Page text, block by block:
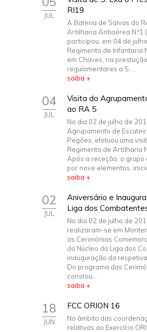
JUL
RI19
A Bateria de Salvas do
Artilharia Antiaérea N.º1
participou, em 04 de
Regimento de Infantaria
em Chaves, na
regulamentares a S....
saiba +
04
JUL
Visita do
ao RA 5
No dia 02 de julho de
Agrupamento de
Pegões, efetuou uma
Regimento de Artilharia
Após a receção, o grupo
por nove elementos,
saiba +
02
JUL
Aniversário e
Liga dos
No dia 02 de julho de
realizaram-se em
as Cerimónias
do Núcleo da Liga dos
inauguração da
Do programa das
constou...
saiba +
18
JUN
FCC ORION 16
No âmbito das
relativas ao Exercício